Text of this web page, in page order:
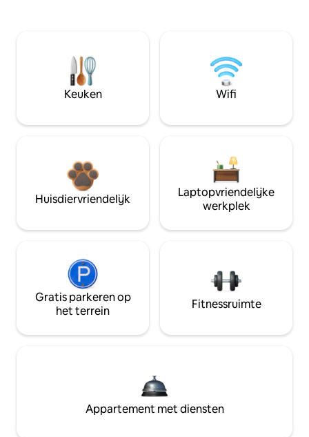
Keuken Wifi
Huisdiervriendelijk
Laptopvriendelijke
werkplek
Gratis parkeren op
het terrein
Fitnessruimte
Appartement met diensten